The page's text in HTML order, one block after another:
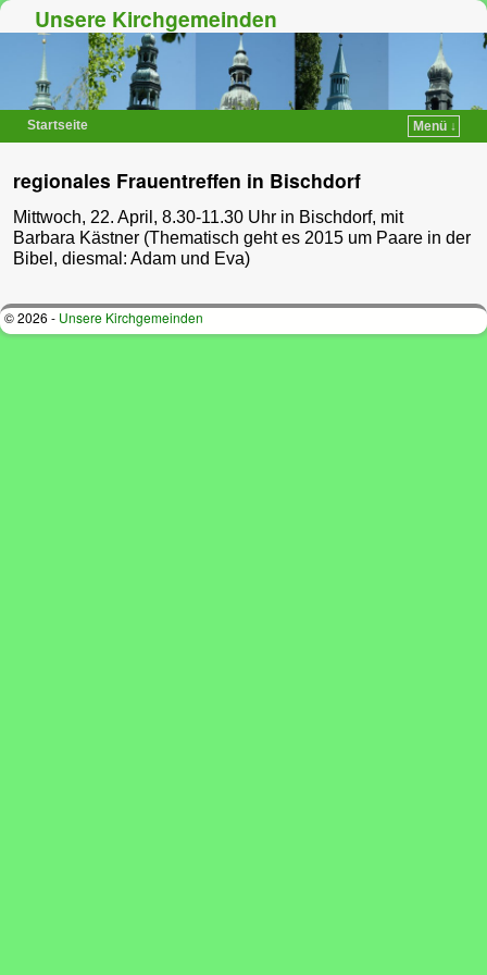
Unsere Kirchgemeinden
Startseite
Menü ↓
regionales Frauentreffen in Bischdorf
Mittwoch, 22. April, 8.30-11.30 Uhr in Bischdorf, mit
Barbara Kästner (Thematisch geht es 2015 um Paare in der
Bibel, diesmal: Adam und Eva)
© 2026 - Unsere Kirchgemeinden